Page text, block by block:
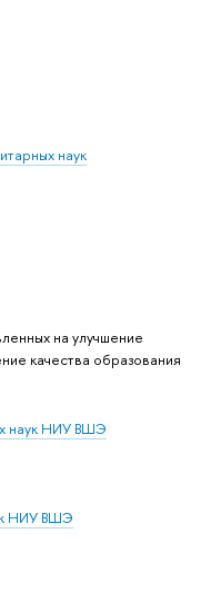
наук
на улучшение
качества образования
наук НИУ ВШЭ
НИУ ВШЭ